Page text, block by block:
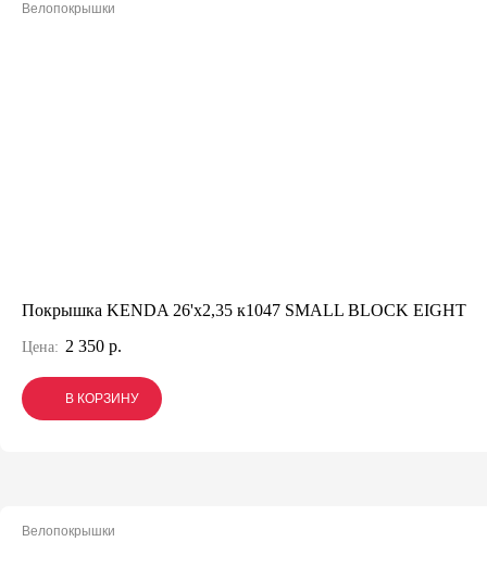
Велопокрышки
Покрышка KENDA 26'х2,35 к1047 SMALL BLOCK EIGHT
Цена: 2 350 р.
В КОРЗИНУ
В КОРЗИНУ
В КОРЗИНУ
Велопокрышки